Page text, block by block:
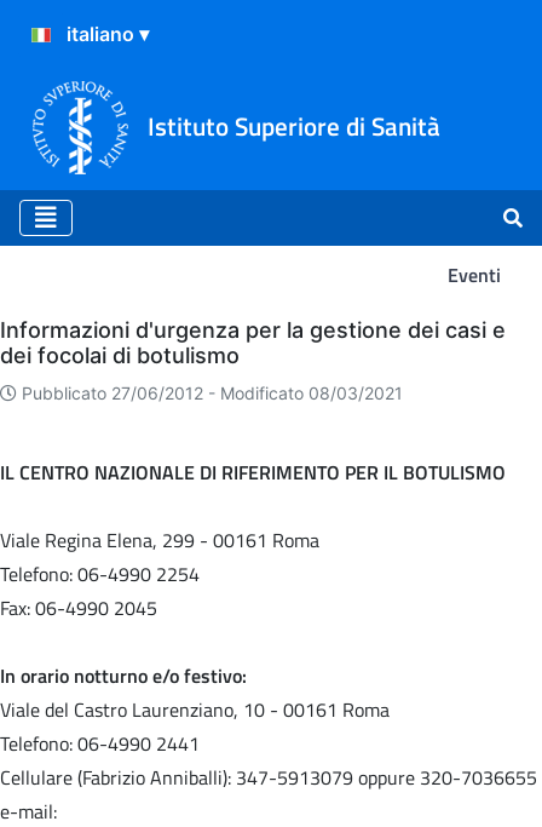
Istituto Superiore di Sanità
Eventi
Eventi
Informazioni d'urgenza per la gestione dei casi e
dei focolai di botulismo
Pubblicato 27/06/2012 - Modificato 08/03/2021
IL CENTRO NAZIONALE DI RIFERIMENTO PER IL BOTULISMO
Viale Regina Elena, 299 - 00161 Roma
Telefono: 06-4990 2254
Fax: 06-4990 2045
In orario notturno e/o festivo:
Viale del Castro Laurenziano, 10 - 00161 Roma
Telefono: 06-4990 2441
Cellulare (Fabrizio Anniballi): 347-5913079 oppure 320-7036655
e-mail: